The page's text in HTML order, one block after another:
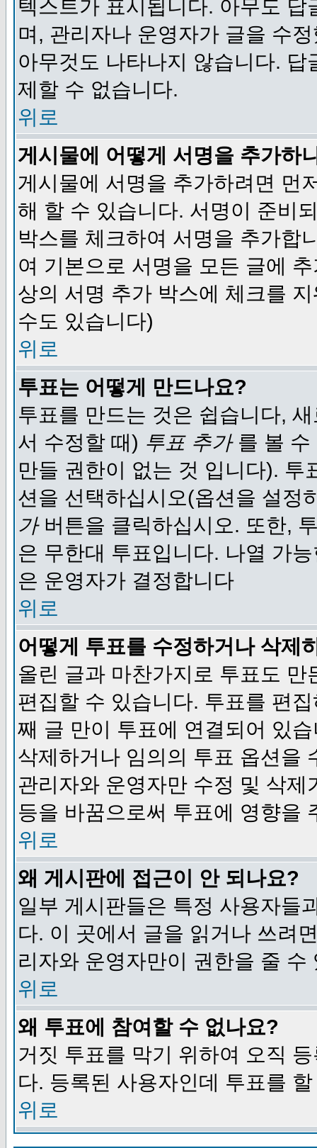
텍스트가 표시됩니다. 아무도
며, 관리자나 운영자가 글을 수
아무것도 나타나지 않습니다.
제할 수 없습니다.
위로
게시물에 어떻게 서명을 추가하
게시물에 서명을 추가하려면 먼
해 할 수 있습니다. 서명이 준비
박스를 체크하여 서명을 추가합
여 기본으로 서명을 모든 글에
상의 서명 추가 박스에 체크를
수도 있습니다)
위로
투표는 어떻게 만드나요?
투표를 만드는 것은 쉽습니다,
서 수정할 때) 투표 추가를 볼 수
만들 권한이 없는 것 입니다).
션을 선택하십시오(옵션을 설정
가버튼을 클릭하십시오. 또한,
은 무한대 투표입니다. 나열 가
은 운영자가 결정합니다
위로
어떻게 투표를 수정하거나 삭제
올린 글과 마찬가지로 투표도
편집할 수 있습니다. 투표를 편
째 글 만이 투표에 연결되어 있
삭제하거나 임의의 투표 옵션을
관리자와 운영자만 수정 및 삭
등을 바꿈으로써 투표에 영향을
위로
왜 게시판에 접근이 안 되나요?
일부 게시판들은 특정 사용자들
다. 이 곳에서 글을 읽거나 쓰려
리자와 운영자만이 권한을 줄
위로
왜 투표에 참여할 수 없나요?
거짓 투표를 막기 위하여 오직
다. 등록된 사용자인데 투표를
위로